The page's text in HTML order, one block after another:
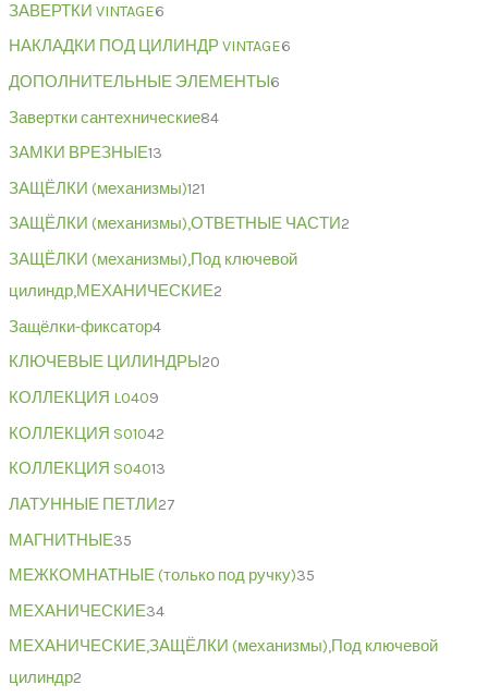
ЗАВЕРТКИ VINTAGE6
НАКЛАДКИ ПОД ЦИЛИНДР VINTAGE6
ДОПОЛНИТЕЛЬНЫЕ ЭЛЕМЕНТЫ 6
Завертки сантехнические84
ЗАМКИ ВРЕЗНЫЕ13
ЗАЩЁЛКИ (механизмы)121
ЗАЩЁЛКИ (механизмы),ОТВЕТНЫЕ ЧАСТИ2
ЗАЩЁЛКИ (механизмы),Под ключевой
цилиндр,МЕХАНИЧЕСКИЕ2
Защёлки-фиксатор4
КЛЮЧЕВЫЕ ЦИЛИНДРЫ 20
КОЛЛЕКЦИЯ L0409
КОЛЛЕКЦИЯ S01042
КОЛЛЕКЦИЯ S04013
ЛАТУННЫЕ ПЕТЛИ27
МАГНИТНЫЕ35
МЕЖКОМНАТНЫЕ (только под ручку)35
МЕХАНИЧЕСКИЕ34
МЕХАНИЧЕСКИЕ,ЗАЩЁЛКИ (механизмы),Под ключевой
цилиндр2